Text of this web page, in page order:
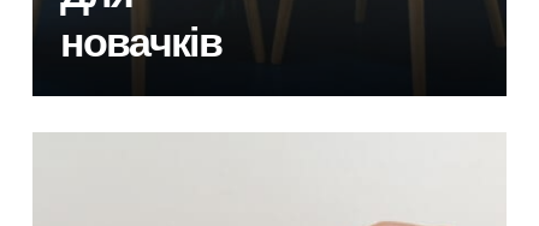
новачків